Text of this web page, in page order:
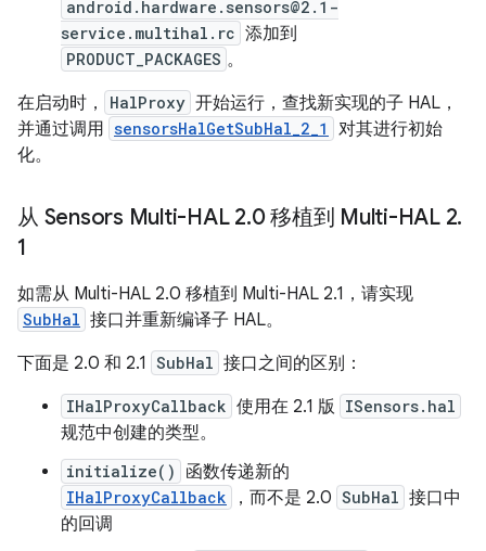
android.hardware.sensors@2.1-
service.multihal.rc 添加到
PRODUCT_PACKAGES 。
在启动时，
HalProxy 开始运行，查找新实现的子 HAL，
并通过调用 sensorsHalGetSubHal_2_1
对其进行初始
化。
从 Sensors Multi-HAL 2.0 移植到 Multi-HAL 2.
1
如需从 Multi-HAL 2.0 移植到 Multi-HAL 2.1，请实现
SubHal 接口并重新编译子 HAL。
下面是 2.0 和 2.1 SubHal 接口之间的区别：
IHalProxyCallback 使用在 2.1 版 ISensors.hal
规范中创建的类型。
initialize() 函数传递新的
IHalProxyCallback ，而不是 2.0 SubHal 接口中
的回调